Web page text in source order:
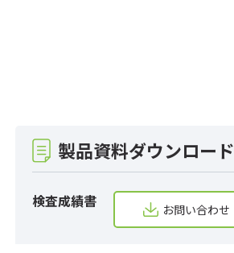
製品資料ダウンロード
検査成績書 お問い合わせ